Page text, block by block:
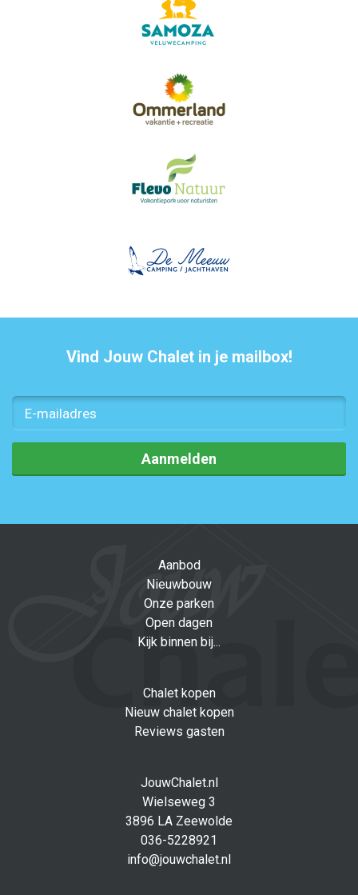
Vind Jouw Chalet in je mailbox!
Aanmelden
Aanbod
Nieuwbouw
Onze parken
Open dagen
Kijk binnen bij...
Chalet kopen
Nieuw chalet kopen
Reviews gasten
JouwChalet.nl
Wielseweg 3
3896 LA Zeewolde
036-5228921
info@jouwchalet.nl